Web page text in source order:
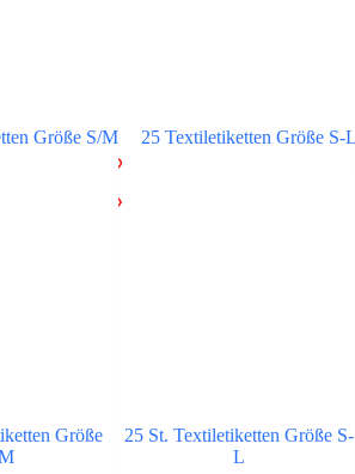
Größe
25 St. Textiletiketten Größe S-
L